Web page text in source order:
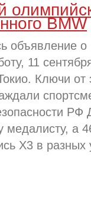
BMW
объявление
11
Ключи от
медалисту, а
X3 в